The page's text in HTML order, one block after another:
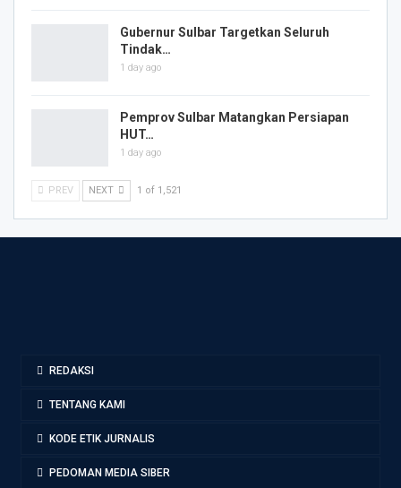
Gubernur Sulbar Targetkan Seluruh
Tindak…
1 day ago
Pemprov Sulbar Matangkan Persiapan
HUT…
1 day ago
PREV NEXT 1 of 1,521
REDAKSI
TENTANG KAMI
KODE ETIK JURNALIS
PEDOMAN MEDIA SIBER